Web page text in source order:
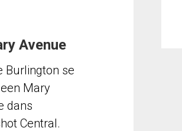
Avenue
Burlington se
Mary
dans
Central.